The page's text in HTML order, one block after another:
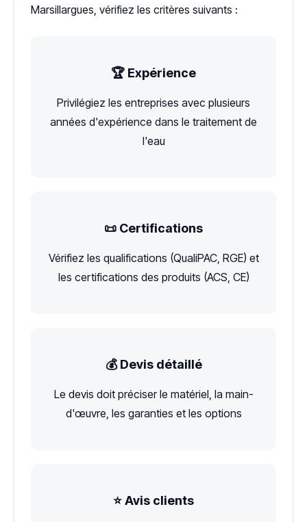
Marsillargues, vérifiez les critères suivants :
🏆 Expérience
Privilégiez les entreprises avec plusieurs
années d'expérience dans le traitement de
l'eau
📜 Certifications
Vérifiez les qualifications (QualiPAC, RGE) et
les certifications des produits (ACS, CE)
💰 Devis détaillé
Le devis doit préciser le matériel, la main-
d'œuvre, les garanties et les options
⭐ Avis clients